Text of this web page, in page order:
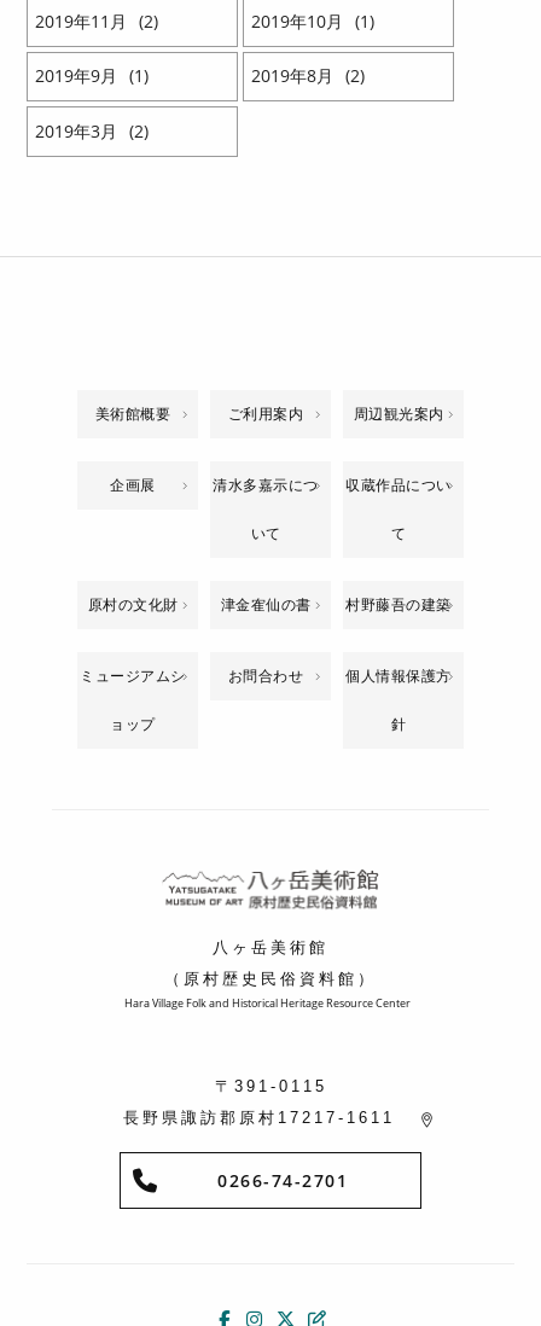
2019 11 2 2019 10 1
2019 9 1 2019 8 2
2019 3 2
美術館概要 ご利用案内 周辺観光案内
企画展 清水多嘉示につ
いて
収蔵作品につい
て
原村の文化財 津金隺仙の書 村野藤吾の建築
ミュージアムシ
ョップ
お問合わせ 個人情報保護方
針
八ヶ岳美術館
（原村歴史民俗資料館）
Hara Village Folk and Historical Heritage Resource Center
〒391-0115
長野県諏訪郡原村17217-1611
0266-74-2701